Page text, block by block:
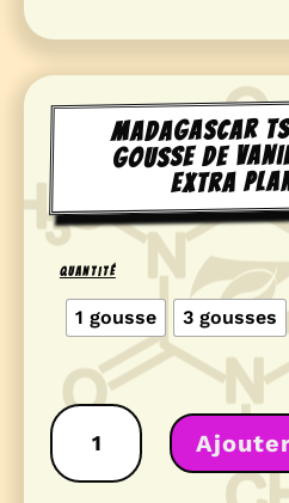
Madagascar
Gousse de
Extra
Quantité
1 gousse 3 gousses
quantité
de
Madagascar
Tsiro
Madio